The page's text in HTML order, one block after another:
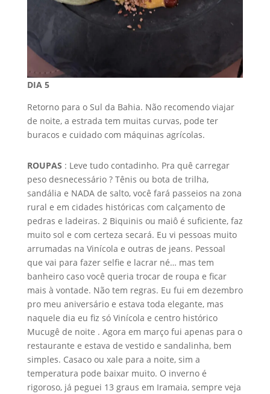
DIA 5
Retorno para o Sul da Bahia. Não recomendo viajar
de noite, a estrada tem muitas curvas, pode ter
buracos e cuidado com máquinas agrícolas.
ROUPAS : Leve tudo contadinho. Pra quê carregar
peso desnecessário ? Tênis ou bota de trilha,
sandália e NADA de salto, você fará passeios na zona
rural e em cidades históricas com calçamento de
pedras e ladeiras. 2 Biquinis ou maiô é suficiente, faz
muito sol e com certeza secará. Eu vi pessoas muito
arrumadas na Vinícola e outras de jeans. Pessoal
que vai para fazer selfie e lacrar né… mas tem
banheiro caso você queria trocar de roupa e ficar
mais à vontade. Não tem regras. Eu fui em dezembro
pro meu aniversário e estava toda elegante, mas
naquele dia eu fiz só Vinícola e centro histórico
Mucugê de noite . Agora em março fui apenas para o
restaurante e estava de vestido e sandalinha, bem
simples. Casaco ou xale para a noite, sim a
temperatura pode baixar muito. O inverno é
rigoroso, já peguei 13 graus em Iramaia, sempre veja